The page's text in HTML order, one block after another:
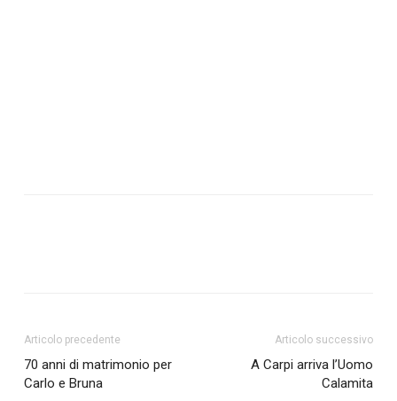
Articolo precedente
70 anni di matrimonio per
Carlo e Bruna
Articolo successivo
A Carpi arriva l’Uomo
Calamita